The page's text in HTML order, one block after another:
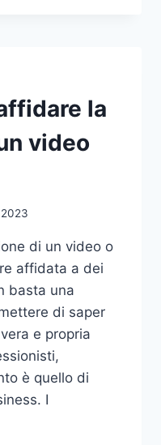
la
video
di un video o
affidata a dei
basta una
di saper
e propria
è quello di
I